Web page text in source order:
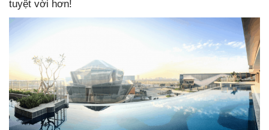
tuyệt vời hơn!